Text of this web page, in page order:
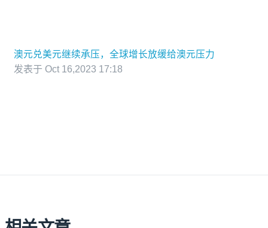
澳元兑美元继续承压，全球增长放缓给澳元压力
发表于 Oct 16,2023 17:18